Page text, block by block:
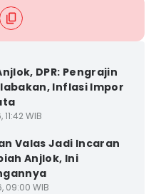
DPR: Pengrajin
Inflasi Impor
11:42 WIB
Valas Jadi Incaran
Anjlok, Ini
09:00 WIB